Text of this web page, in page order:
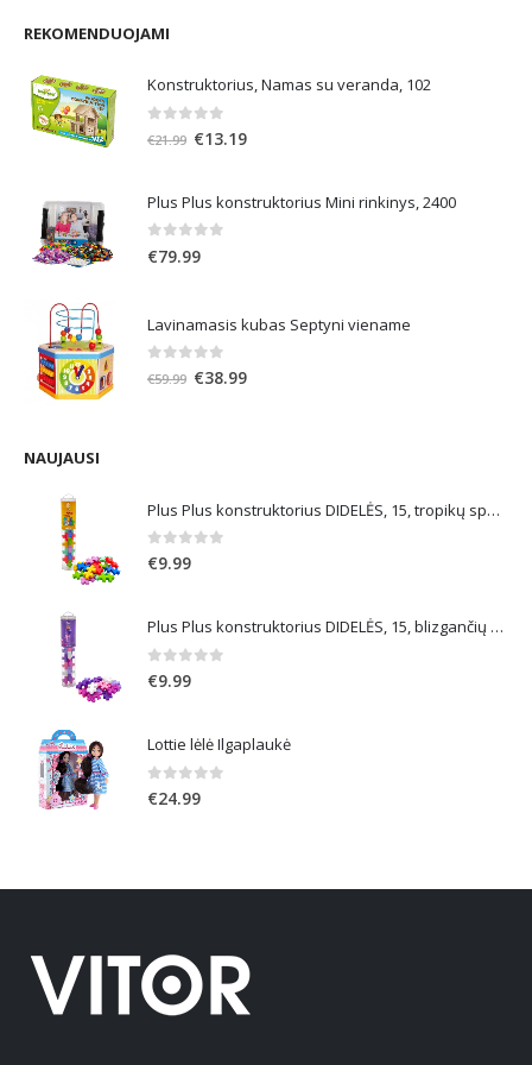
REKOMENDUOJAMI
Konstruktorius, Namas su veranda, 102
out of 5
€21.99 Original
€21.99.
€13.19Current
€13.19.
Plus Plus konstruktorius Mini rinkinys, 2400
0out of 5
€79.99
Lavinamasis kubas Septyni viename
out of 5
€59.99 Original
€38.99Current
NAUJAUSI
Plus Plus konstruktorius DIDELĖS, 15, tropikų spalvos
0out of 5
€9.99
Plus Plus konstruktorius DIDELĖS, 15, blizgančių spalvų
0out of 5
€9.99
Lottie lėlė Ilgaplaukė
0 out of 5
€24.99